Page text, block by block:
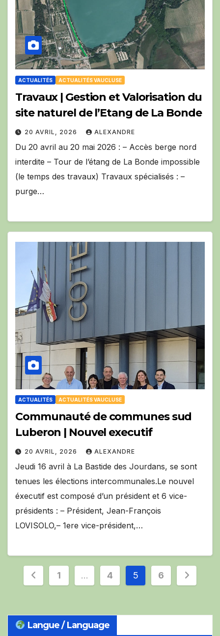
ACTUALITÉS ACTUALITÉS VAUCLUSE
Travaux | Gestion et Valorisation du
site naturel de l’Etang de La Bonde
20 AVRIL, 2026 ALEXANDRE
Du 20 avril au 20 mai 2026 : – Accès berge nord
interdite – Tour de l’étang de La Bonde impossible
(le temps des travaux) Travaux spécialisés : –
purge…
ACTUALITÉS ACTUALITÉS VAUCLUSE
Communauté de communes sud
Luberon | Nouvel executif
20 AVRIL, 2026 ALEXANDRE
Jeudi 16 avril à La Bastide des Jourdans, se sont
tenues les élections intercommunales.Le nouvel
éxecutif est composé d’un président et 6 vice-
présidents : – Président, Jean-François
LOVISOLO,– 1ere vice-président,…
Pagination
publications
1 … 4 5 6
Langue / Language